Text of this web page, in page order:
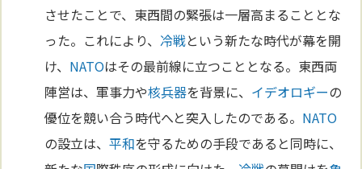
させたことで、東西間の緊張は一層高まることとな
った。これにより、冷戦という新たな時代が幕を開
け、 NATOはその最前線に立つこととなる。東西両
陣営は、軍事力や核兵器を背景に、 イデオロギーの
優位を競い合う時代へと突入したのである。 NATO
の設立は、平和を守るための手段であると同時に、